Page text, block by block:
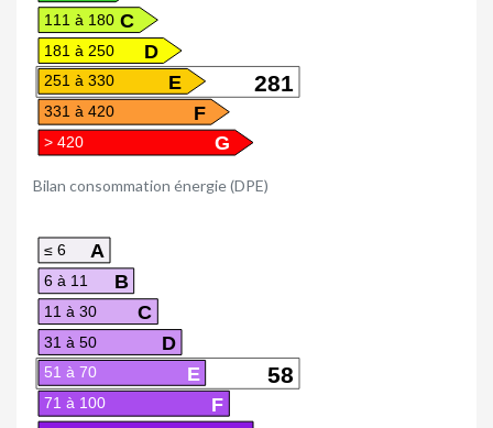
C
111 à 180
D
181 à 250
281
E
251 à 330
F
331 à 420
G
> 420
Bilan consommation énergie (DPE)
A
≤ 6
B
6 à 11
C
11 à 30
D
31 à 50
58
E
51 à 70
F
71 à 100